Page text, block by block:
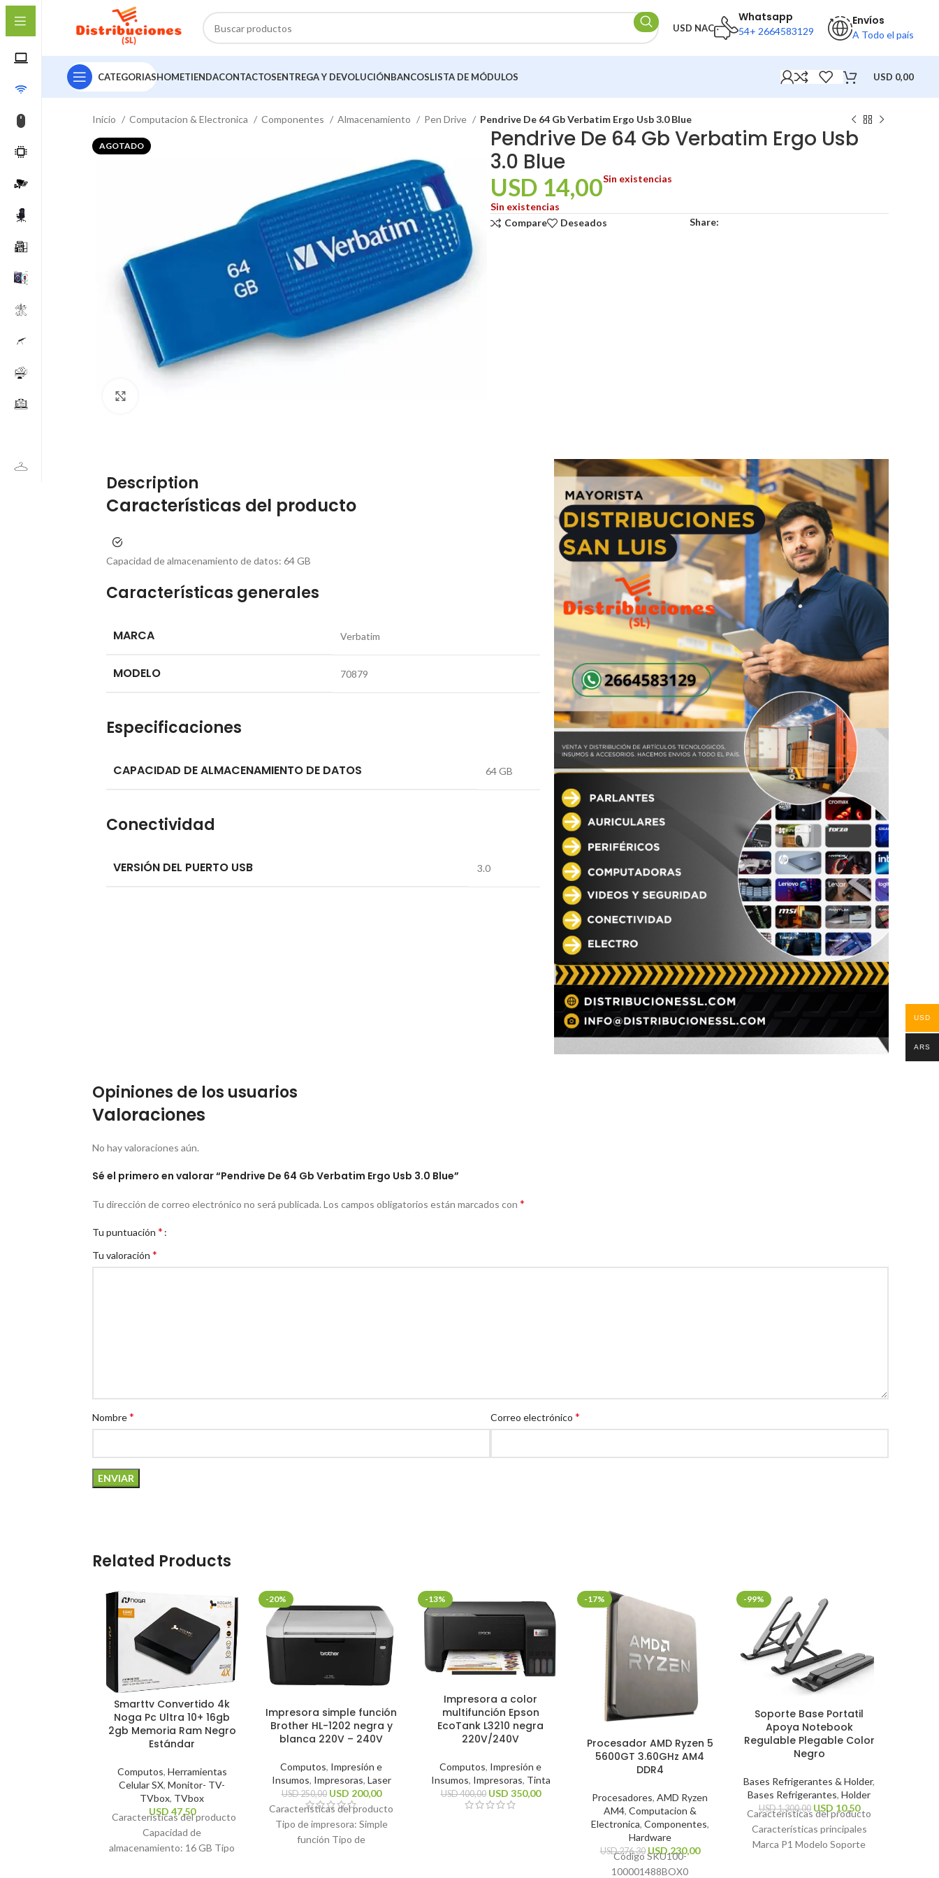
USD NAC
Whatsapp
54+ 2664583129
Envíos
A Todo el país
CATEGORIASHOMETIENDACONTACTOSENTREGA Y DEVOLUCIÓNBANCOSLISTA DE MÓDULOS USD 0,00
Inicio Computacion & Electronica Componentes Almacenamiento Pen Drive Pendrive De 64 Gb Verbatim Ergo Usb 3.0 Blue
AGOTADO
Pendrive De 64 Gb Verbatim Ergo Usb
3.0 Blue
USD 14,00Sin existencias
Sin existencias
Compare
Deseados Share:
Description
Características del producto
Capacidad de almacenamiento de datos: 64 GB
Características generales
MARCA Verbatim
MODELO 70879
Especificaciones
CAPACIDAD DE ALMACENAMIENTO DE DATOS 64 GB
Conectividad
VERSIÓN DEL PUERTO USB 3.0
Opiniones de los usuarios
Valoraciones
No hay valoraciones aún.
Sé el primero en valorar “Pendrive De 64 Gb Verbatim Ergo Usb 3.0 Blue”
Tu dirección de correo electrónico no será publicada. Los campos obligatorios están marcados con *
Tu puntuación *
Tu valoración *
Nombre* Correo electrónico *
Related Products
Smarttv Convertido 4k
Noga Pc Ultra 10+ 16gb
2gb Memoria Ram Negro
Estándar
Computos, Herramientas
Celular SX, Monitor- TV-
TVbox, TVbox
USD 47,50
Características del producto
Capacidad de
almacenamiento: 16 GB Tipo
-20%
Impresora simple función
Brother HL-1202 negra y
blanca 220V – 240V
Computos, Impresión e
Insumos, Impresoras, Laser
USD250,00 USD 200,00
Características del producto
Tipo de impresora: Simple
función Tipo de
-13%
Impresora a color
multifunción Epson
EcoTank L3210 negra
220V/240V
Computos, Impresión e
Insumos, Impresoras, Tinta
USD400,00 USD 350,00
-17%
Procesador AMD Ryzen 5
5600GT 3.60GHz AM4
DDR4
Procesadores, AMD Ryzen
AM4, Computacion &
Electronica, Componentes,
Hardware
USD276,30 USD230,00
Código SKU100-
100001488BOX0
-99%
Soporte Base Portatil
Apoya Notebook
Regulable Plegable Color
Negro
Bases Refrigerantes & Holder,
Bases Refrigerantes, Holder
USD1.300,00 USD 10,50
Características del producto
Características principales
Marca P1 Modelo Soporte
USD
ARS